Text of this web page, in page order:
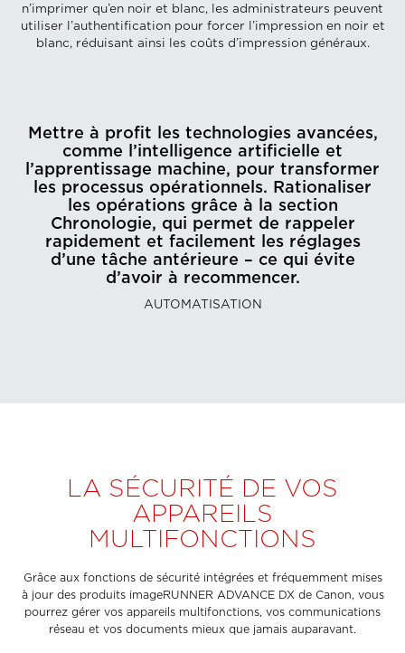
n’imprimer qu’en noir et blanc, les administrateurs peuvent
utiliser l’authentification pour forcer l’impression en noir et
blanc, réduisant ainsi les coûts d’impression généraux.
Mettre à profit les technologies avancées,
comme l’intelligence artificielle et
l’apprentissage machine, pour transformer
les processus opérationnels. Rationaliser
les opérations grâce à la section
Chronologie, qui permet de rappeler
rapidement et facilement les réglages
d’une tâche antérieure – ce qui évite
d’avoir à recommencer.
AUTOMATISATION
LA SÉCURITÉ DE VOS
APPAREILS
MULTIFONCTIONS
Grâce aux fonctions de sécurité intégrées et fréquemment mises
à jour des produits imageRUNNER ADVANCE DX de Canon, vous
pourrez gérer vos appareils multifonctions, vos communications
réseau et vos documents mieux que jamais auparavant.